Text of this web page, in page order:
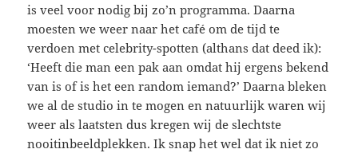
is veel voor nodig bij zo’n programma. Daarna
moesten we weer naar het café om de tijd te
verdoen met celebrity-spotten (althans dat deed ik):
‘Heeft die man een pak aan omdat hij ergens bekend
van is of is het een random iemand?’ Daarna bleken
we al de studio in te mogen en natuurlijk waren wij
weer als laatsten dus kregen wij de slechtste
nooitinbeeldplekken. Ik snap het wel dat ik niet zo